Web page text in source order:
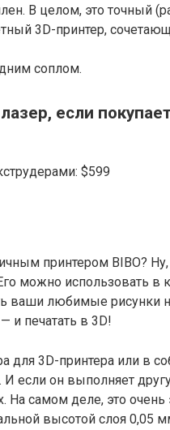
В целом, это точный
3D-принтер,
соплом.
если
$599
принтером BIBO? Ну,
можно использовать в
ваши любимые рисунки
и печатать в 3D!
для 3D-принтера или в
если он выполняет
На самом деле, это
высотой слоя 0,05